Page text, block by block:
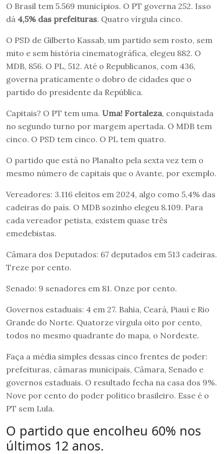
O Brasil tem 5.569 municípios. O PT governa 252. Isso
dá 4,5% das prefeituras. Quatro vírgula cinco.
O PSD de Gilberto Kassab, um partido sem rosto, sem
mito e sem história cinematográfica, elegeu 882. O
MDB, 856. O PL, 512. Até o Republicanos, com 436,
governa praticamente o dobro de cidades que o
partido do presidente da República.
Capitais? O PT tem uma. Uma! Fortaleza, conquistada
no segundo turno por margem apertada. O MDB tem
cinco. O PSD tem cinco. O PL tem quatro.
O partido que está no Planalto pela sexta vez tem o
mesmo número de capitais que o Avante, por exemplo.
Vereadores: 3.116 eleitos em 2024, algo como 5,4% das
cadeiras do país. O MDB sozinho elegeu 8.109. Para
cada vereador petista, existem quase três
emedebistas.
Câmara dos Deputados: 67 deputados em 513 cadeiras.
Treze por cento.
Senado: 9 senadores em 81. Onze por cento.
Governos estaduais: 4 em 27. Bahia, Ceará, Piauí e Rio
Grande do Norte. Quatorze vírgula oito por cento,
todos no mesmo quadrante do mapa, o Nordeste.
Faça a média simples dessas cinco frentes de poder:
prefeituras, câmaras municipais, Câmara, Senado e
governos estaduais. O resultado fecha na casa dos 9%.
Nove por cento do poder político brasileiro. Esse é o
PT sem Lula.
O partido que encolheu 60% nos
últimos 12 anos.